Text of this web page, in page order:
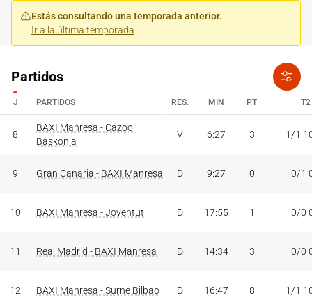
Estás consultando una temporada anterior.
Ir a la última temporada
Partidos
J PARTIDOS RES. MIN PT T2
PARTIDOS
8
BAXI Manresa - Cazoo
Baskonia
V 6:27 3 1/1
9 Gran Canaria - BAXI Manresa D 9:27 0 0/1
10 BAXI Manresa - Joventut D 17:55 1 0/0
11 Real Madrid - BAXI Manresa D 14:34 3 0/0
12 BAXI Manresa - Surne Bilbao D 16:47 8 1/1